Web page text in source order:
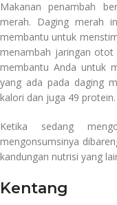
Makanan penambah
merah. Daging merah
membantu untuk
menambah jaringan otot
membantu Anda untuk
yang ada pada daging
kalori dan juga 49 protein.
Ketika sedang
mengonsumsinya
kandungan nutrisi yang
Kentang